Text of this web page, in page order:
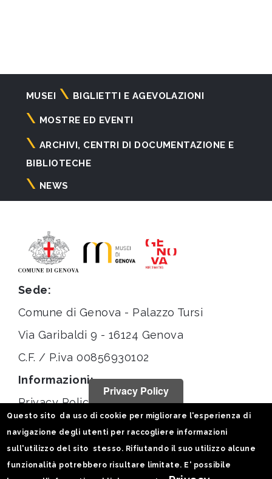
Navigazione
principale
MUSEI BIGLIETTI E AGEVOLAZIONI
MOSTRE ED EVENTI
ARCHIVI, CENTRI DI DOCUMENTAZIONE E
BIBLIOTECHE
NEWS
Sede:
Comune di Genova - Palazzo Tursi
Via Garibaldi 9 - 16124 Genova
C.F. / P.iva 00856930102
Informazioni:
Privacy Policy
Statistiche
Seguici su:
Privacy Policy
Questo sito da uso di cookie per migliorare l'esperienza di
navigazione degli utenti per raccogliere informazioni
sull'utilizzo del sito stesso. Rifiutando il suo utilizzo alcune
funzionalità potrebbero risultare limitate. E' possibile